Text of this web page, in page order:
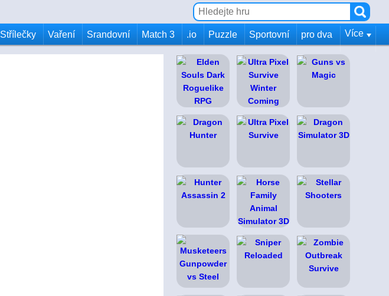
Střílečky Vaření Srandovní Match 3 .io Puzzle Sportovní pro dva Více